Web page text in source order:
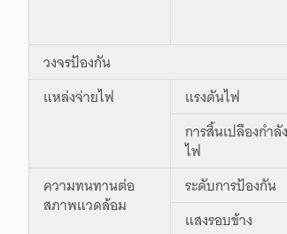
วงจรป้องกัน
แหล่งจ่ายไฟ
แรงดันไฟ
การสิ้นเปลืองกำลัง
ไฟ
ความทนทานต่อ
สภาพแวดล้อม
ระดับการป้องกัน
แสงรอบข้าง